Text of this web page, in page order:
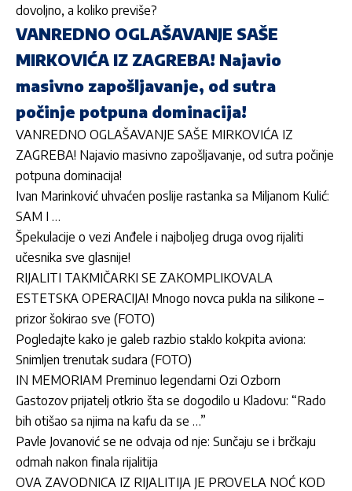
dovoljno, a koliko previše?
VANREDNO OGLAŠAVANJE SAŠE
MIRKOVIĆA IZ ZAGREBA! Najavio
masivno zapošljavanje, od sutra
počinje potpuna dominacija!
VANREDNO OGLAŠAVANJE SAŠE MIRKOVIĆA IZ
ZAGREBA! Najavio masivno zapošljavanje, od sutra počinje
potpuna dominacija!
Ivan Marinković uhvaćen poslije rastanka sa Miljanom Kulić:
SAM I …
Špekulacije o vezi Anđele i najboljeg druga ovog rijaliti
učesnika sve glasnije!
RIJALITI TAKMIČARKI SE ZAKOMPLIKOVALA
ESTETSKA OPERACIJA! Mnogo novca pukla na silikone –
prizor šokirao sve (FOTO)
Pogledajte kako je galeb razbio staklo kokpita aviona:
Snimljen trenutak sudara (FOTO)
IN MEMORIAM Preminuo legendarni Ozi Ozborn
Gastozov prijatelj otkrio šta se dogodilo u Kladovu: “Rado
bih otišao sa njima na kafu da se …”
Pavle Jovanović se ne odvaja od nje: Sunčaju se i brčkaju
odmah nakon finala rijalitija
OVA ZAVODNICA IZ RIJALITIJA JE PROVELA NOĆ KOD